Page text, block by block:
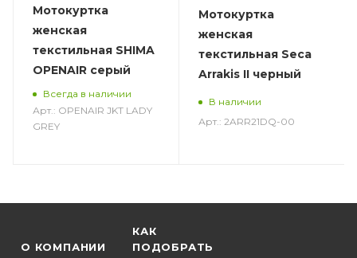
Мотокуртка
женская
текстильная SHIMA
OPENAIR серый
Всегда в наличии
Арт.: OPENAIR JKT LADY
GREY
Мотокуртка
женская
текстильная Seca
Arrakis II черный
В наличии
Арт.: 2ARR21DQ-00
О КОМПАНИИ
КАК
ПОДОБРАТЬ